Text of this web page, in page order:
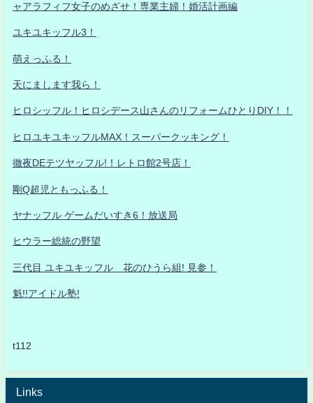
ャアラフィフ女子のめざせ！専業主婦！婚活計画編
ユキユキッフル3！
萌えっふる！
天にまします我ら！
ヒロシッフル！ヒロシデース山さんのリフォームひとりDIY！！
ヒロユキユキッフルMAX！スーパークッキング！
徹夜DEテツヤッフル!！レトロ館2号店！
剛Q超児ともっふる！
ヤナッフル ゲームだいすき6！放送局
ヒウラー総統の野望
三代目 ユキユキッフル 花のひうら組! 見参！
魁!!アイドル塾!
t112
Links